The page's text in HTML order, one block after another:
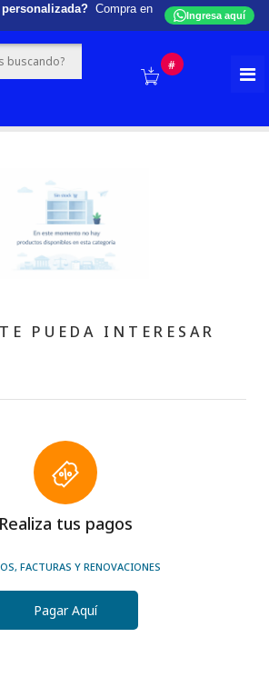
Compra en
Ingresa aquí
#
PUEDA INTERESAR
Realiza tus pagos
FACTURAS Y RENOVACIONES
Pagar Aquí